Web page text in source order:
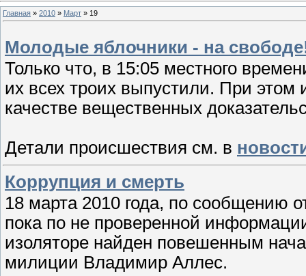
Главная » 2010 » Март » 19
Молодые яблочники - на
Только что, в 15:05 местного
их всех троих выпустили. При
качестве вещественных
Детали происшествия см. в
Коррупция и смерть
18 марта 2010 года, по сообщению
пока по не проверенной
изоляторе найден повешенным
милиции Владимир Аллес.